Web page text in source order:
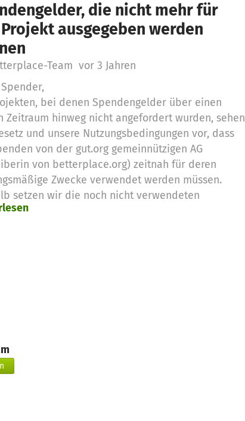
die nicht mehr für
ausgegeben werden
Team vor 3 Jahren
bei denen Spendengelder über einen
Zeitraum hinweg nicht angefordert wurden, sehen
und unsere Nutzungsbedingungen vor, dass
von der gut.org gemeinnützigen AG
von betterplace.org) zeitnah für deren
Zwecke verwendet werden müssen.
setzen wir die noch nicht verwendeten
für diese Zwecke ein